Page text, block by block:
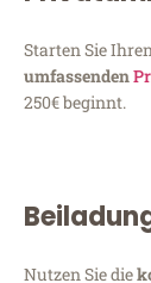
Starten Sie
umfassenden
250€ beginnt.
Nutzen Sie die